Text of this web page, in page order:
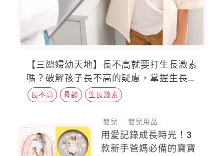
【三總婦幼天地】長不高就要打生長激素
嗎？破解孩子長不高的疑慮，掌握生長黃
金期與正確醫療資訊，是父母最重要的課
題！
長不高 骨齡 生長激素
嬰兒 嬰兒用品
用愛記錄成長時光！3
款新手爸媽必備的寶寶